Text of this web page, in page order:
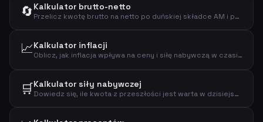
🔄Kalkulator brutto-netto
Przelicz kwotę brutto na netto po duńskiej składce AM i podatku dochodowym.
📈Kalkulator inflacji
Oblicz, jak inflacja wpływa na ceny i siłę nabywczą w czasie. Zobacz, ile będą warte dzisiejsze pieniądze w przyszłości.
🛒Kalkulator siły nabywczej
Dowiedz się, ile kwota z przeszłości jest warta w dzisiejszych pieniądzach. Zobacz, jak inflacja zmniejszyła siłę nabywczą.